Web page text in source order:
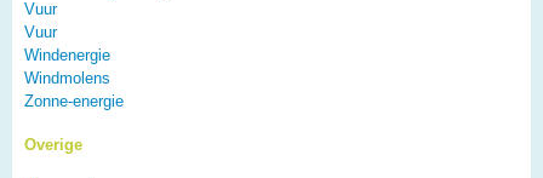
Vuur
Vuur
Windenergie
Windmolens
Zonne-energie
Overige